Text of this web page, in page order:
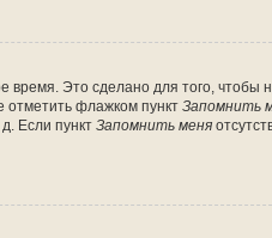
Это сделано для того, чтобы
отметить флажком пункт Запомнить
Если пункт Запомнить меня